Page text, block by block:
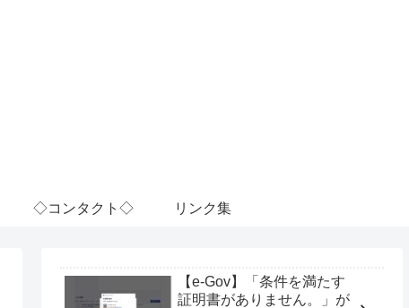
◇コンタクト◇ リンク集
【e-Gov】「条件を満たす
証明書がありません。」が